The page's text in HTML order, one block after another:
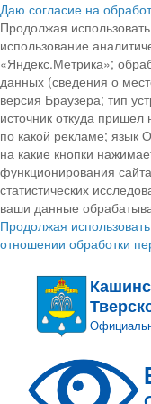
Даю согласие на
Продолжая
использование
«Яндекс.Метрика»;
данных (сведения о
версия Браузера; тип
источник откуда пришел
по какой рекламе; язык
на какие кнопки
функционирования
статистических
ваши данные
Продолжая
отношении обработки